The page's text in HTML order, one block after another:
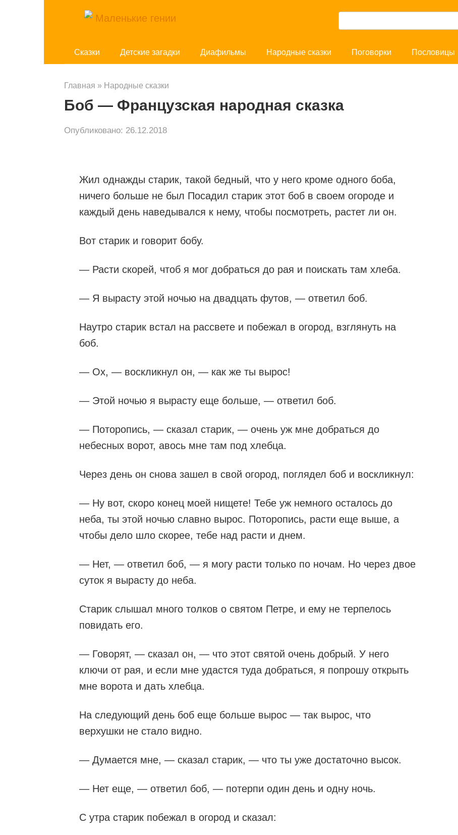
:
Cказки Детские загадки Диафильмы Народные сказки Поговорки Пословицы
Главная » Народные сказки
Боб — Французская народная сказка
Опубликовано: 26.12.2018
Жил однажды старик, такой бедный, что у него кроме одного боба,
ничего больше не был Посадил старик этот боб в своем огороде и
каждый день наведывался к нему, чтобы посмотреть, растет ли он.
Вот старик и говорит бобу.
— Расти скорей, чтоб я мог добраться до рая и поискать там хлеба.
— Я вырасту этой ночью на двадцать футов, — ответил боб.
Наутро старик встал на рассвете и побежал в огород, взглянуть на
боб.
— Ох, — воскликнул он, — как же ты вырос!
— Этой ночью я вырасту еще больше, — ответил боб.
— Поторопись, — сказал старик, — очень уж мне добраться до
небесных ворот, авось мне там под хлебца.
Через день он снова зашел в свой огород, поглядел боб и воскликнул:
— Ну вот, скоро конец моей нищете! Тебе уж немного осталось до
неба, ты этой ночью славно вырос. Поторопись, расти еще выше, а
чтобы дело шло скорее, тебе над расти и днем.
— Нет, — ответил боб, — я могу расти только по ночам. Но через двое
суток я вырасту до неба.
Старик слышал много толков о святом Петре, и ему не терпелось
повидать его.
— Говорят, — сказал он, — что этот святой очень добрый. У него
ключи от рая, и если мне удастся туда добраться, я попрошу открыть
мне ворота и дать хлебца.
На следующий день боб еще больше вырос — так вырос, что
верхушки не стало видно.
— Думается мне, — сказал старик, — что ты уже достаточно высок.
— Нет еще, — ответил боб, — потерпи один день и одну ночь.
С утра старик побежал в огород и сказал: